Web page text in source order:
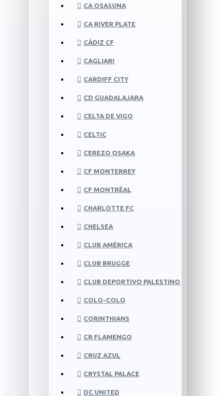
CA OSASUNA
CA RIVER PLATE
CÁDIZ CF
CAGLIARI
CARDIFF CITY
CD GUADALAJARA
CELTA DE VIGO
CELTIC
CEREZO OSAKA
CF MONTERREY
CF MONTRÉAL
CHARLOTTE FC
CHELSEA
CLUB AMÉRICA
CLUB BRUGGE
CLUB DEPORTIVO PALESTINO
COLO-COLO
CORINTHIANS
CR FLAMENGO
CRUZ AZUL
CRYSTAL PALACE
DC UNITED